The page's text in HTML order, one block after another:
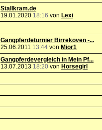
Stallkram.de
19.01.2020 18:16 von Lexi
Gangpferdeturnier Birrekoven -...
25.06.2011 13:44 von Mior1
Gangpferdevergleich in Mein Pf...
13.07.2013 18:20 von Horsegirl